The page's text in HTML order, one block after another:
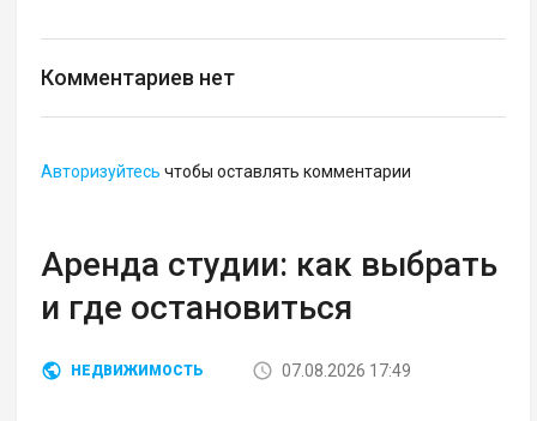
Комментариев нет
Авторизуйтесь чтобы оставлять комментарии
Аренда студии: как выбрать
и где остановиться
НЕДВИЖИМОСТЬ 07.08.2026 17:49